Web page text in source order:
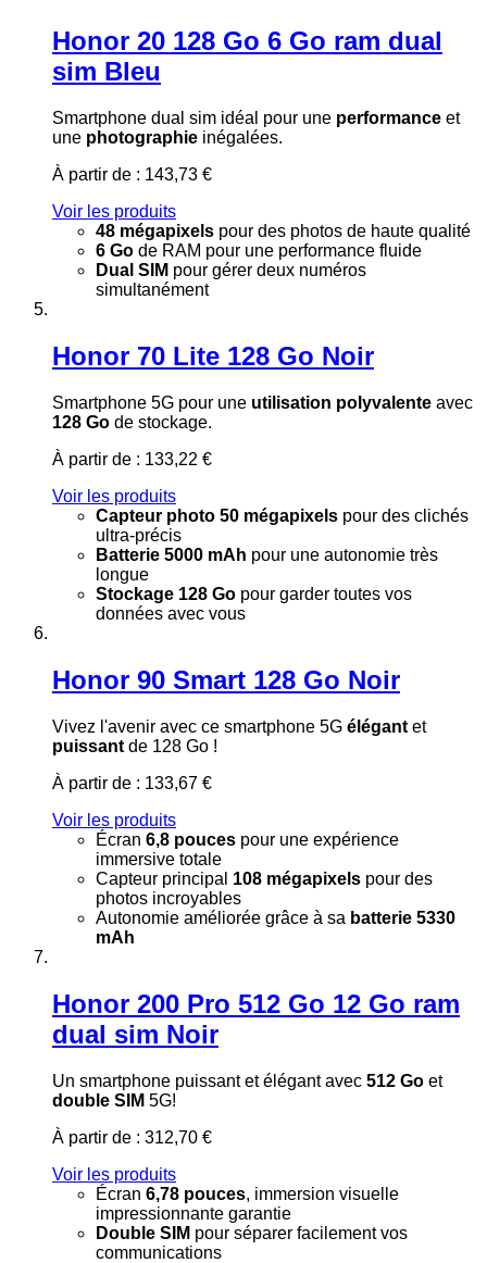
Honor 20 128 Go 6 Go ram dual
sim Bleu
Smartphone dual sim idéal pour une performance et
une photographie inégalées.
À partir de : 143,73 €
Voir les produits
48 mégapixels pour des photos de haute qualité
6 Go de RAM pour une performance fluide
Dual SIM pour gérer deux numéros
simultanément
Honor 70 Lite 128 Go Noir
Smartphone 5G pour une utilisation polyvalente avec
128 Go de stockage.
À partir de : 133,22 €
Voir les produits
Capteur photo 50 mégapixels pour des clichés
ultra-précis
Batterie 5000 mAh pour une autonomie très
longue
Stockage 128 Go pour garder toutes vos
données avec vous
Honor 90 Smart 128 Go Noir
Vivez l'avenir avec ce smartphone 5G élégant et
puissant de 128 Go !
À partir de : 133,67 €
Voir les produits
Écran 6,8 pouces pour une expérience
immersive totale
Capteur principal 108 mégapixels pour des
photos incroyables
Autonomie améliorée grâce à sa batterie 5330
mAh
Honor 200 Pro 512 Go 12 Go ram
dual sim Noir
Un smartphone puissant et élégant avec 512 Go et
double SIM 5G!
À partir de : 312,70 €
Voir les produits
Écran 6,78 pouces, immersion visuelle
impressionnante garantie
Double SIM pour séparer facilement vos
communications